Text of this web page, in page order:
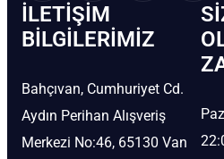
İLETIŞIM
BİLGILERIMIZ
Bahçıvan, Cumhuriyet Cd.
Aydın Perihan Alışveriş
Merkezi No:46, 65130 Van